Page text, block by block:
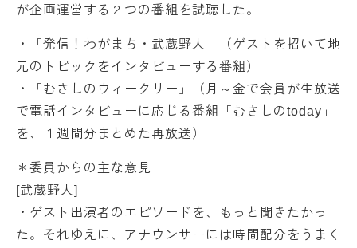
が企画運営する２つの番組を試聴した。
・「発信！わがまち・武蔵野人」（ゲストを招いて地
元のトピックをインタビューする番組）
・「むさしのウィークリー」（月～金で会員が生放送
で電話インタビューに応じる番組「むさしのtoday」
を、１週間分まとめた再放送）
＊委員からの主な意見
[武蔵野人]
・ゲスト出演者のエピソードを、もっと聞きたかっ
た。それゆえに、アナウンサーには時間配分をうまく